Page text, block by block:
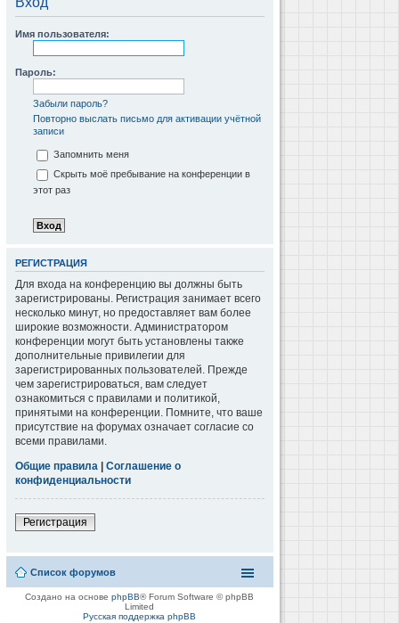
Имя пользователя:
Пароль:
Забыли пароль?
Повторно выслать письмо для активации учётной
записи
Запомнить меня
Скрыть моё пребывание на конференции в
этот раз
РЕГИСТРАЦИЯ
Для входа на конференцию вы должны быть
зарегистрированы. Регистрация занимает всего
несколько минут, но предоставляет вам более
широкие возможности. Администратором
конференции могут быть установлены также
дополнительные привилегии для
зарегистрированных пользователей. Прежде
чем зарегистрироваться, вам следует
ознакомиться с правилами и политикой,
принятыми на конференции. Помните, что ваше
присутствие на форумах означает согласие со
всеми правилами.
Общие правила | Соглашение о
конфиденциальности
Регистрация
Список форумов
Создано на основеphpBB® Forum Software © phpBB
Limited
Русская поддержка phpBB